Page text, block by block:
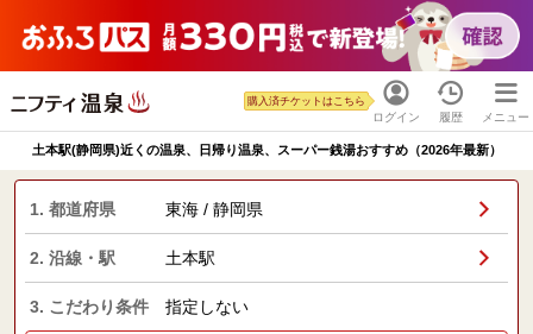
ログイン
購入済チケットはこちら
履歴 メニュー
土本駅(静岡県)近くの温泉、日帰り温泉、スーパー銭湯おすすめ（2026年最新）
1. 都道府県 東海 / 静岡県
2. 沿線・駅 土本駅
3. こだわり条件 指定しない